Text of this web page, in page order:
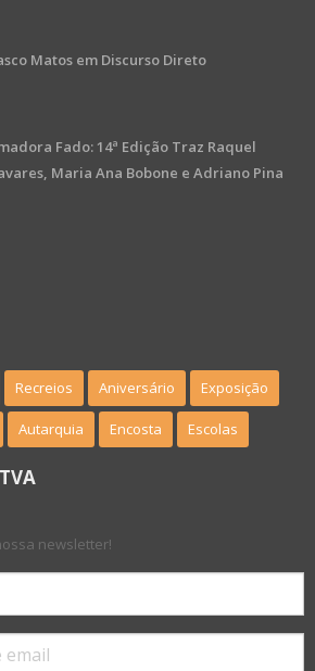
Matos em Discurso Direto
Fado: 14ª Edição Traz Raquel
Maria Ana Bobone e Adriano Pina
Recreios Aniversário Exposição
Autarquia Encosta Escolas
newsletter!